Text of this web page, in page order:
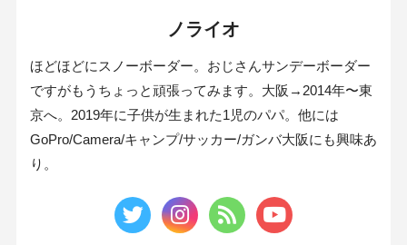
ノライオ
ほどほどにスノーボーダー。おじさんサンデーボーダー
ですがもうちょっと頑張ってみます。大阪→2014年〜東
京へ。2019年に子供が生まれた1児のパパ。他には
GoPro/Camera/キャンプ/サッカー/ガンバ大阪にも興味あ
り。